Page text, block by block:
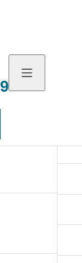
お気に入り
保存した条件
一覧
概要
回り約9.98%
繕済み！
る一棟アパ